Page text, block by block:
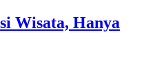
Wisata, Hanya